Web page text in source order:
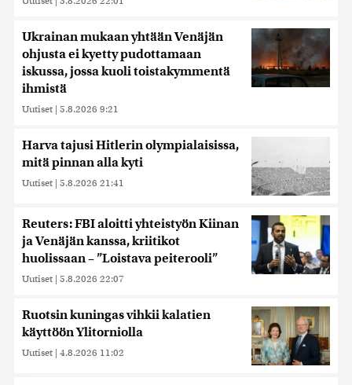
Ukrainan mukaan yhtään Venäjän
ohjusta ei kyetty pudottamaan
iskussa, jossa kuoli toistakymmentä
ihmistä
Uutiset | 5.8.2026 9:21
Harva tajusi Hitlerin olympialaisissa,
mitä pinnan alla kyti
Uutiset | 5.8.2026 21:41
Reuters: FBI aloitti yhteistyön Kiinan
ja Venäjän kanssa, kriitikot
huolissaan – ”Loistava peiterooli”
Uutiset | 5.8.2026 22:07
Ruotsin kuningas vihkii kalatien
käyttöön Ylitorniolla
Uutiset | 4.8.2026 11:02